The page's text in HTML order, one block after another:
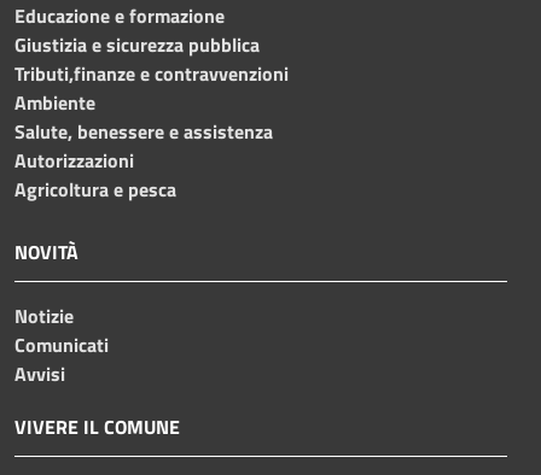
Educazione e formazione
Giustizia e sicurezza pubblica
Tributi,finanze e contravvenzioni
Ambiente
Salute, benessere e assistenza
Autorizzazioni
Agricoltura e pesca
NOVITÀ
Notizie
Comunicati
Avvisi
VIVERE IL COMUNE